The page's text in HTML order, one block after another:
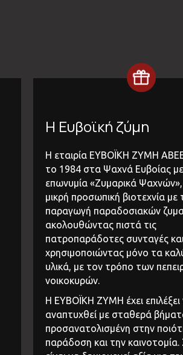
Η Ευβοϊκή ζύμη
Η εταιρία ΕΥΒΟΪΚΗ ΖΥΜΗ ΑΒΕΕ
το 1984 στα Ψαχνά Ευβοίας
επωνυμία «Ζυμαρικά
μικρή προσωπική βιοτεχνία με
παραγωγή παραδοσιακών
ακολουθώντας πιστά τις
πατροπαράδοτες συνταγές και
χρησιμοποιώντας μόνο τα
υλικά, με τον τρόπο των
νοικοκυρών.
Η ΕΥΒΟΪΚΗ ΖΥΜΗ έχει επιλέξει
αναπτυχθεί με σταθερά
προσανατολισμένη στην
παράδοση και την